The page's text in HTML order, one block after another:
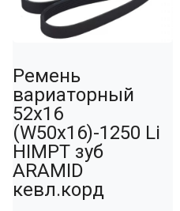
Ремень
вариаторный
52х16
(W50х16)-1250 Li
HIMPT зуб
ARAMID
кевл.корд